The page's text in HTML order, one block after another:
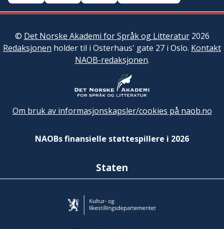
© Det Norske Akademi for Språk og Litteratur2026
Redaksjonen holder til i Osterhaus' gate 27 i Oslo. Kontakt
NAOB-redaksjonen.
Om bruk av informasjonskapsler/cookies på naob.no
NAOBs finansielle støttespillere i 2026
Staten